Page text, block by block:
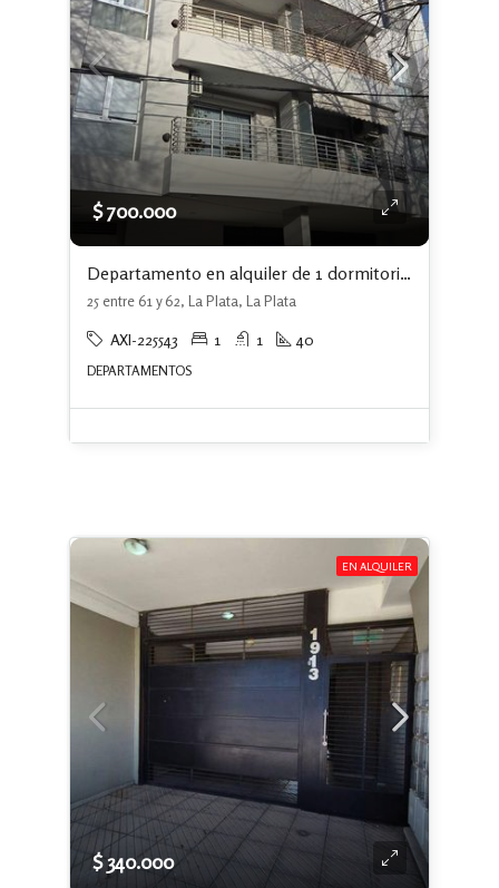
$ 700.000
Departamento en alquiler de 1 dormitorio en La Plata
25 entre 61 y 62, La Plata, La Plata
AXI-225543 1 1 40
DEPARTAMENTOS
EN ALQUILER
$ 340.000